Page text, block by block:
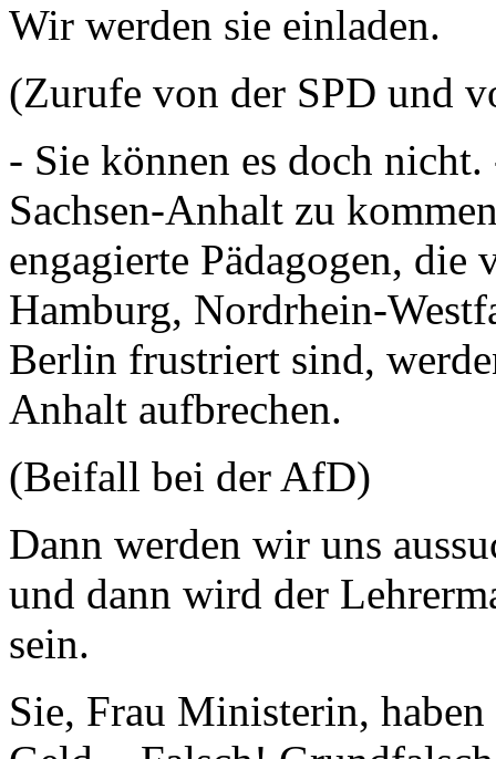
Wir werden sie einladen.
(Zurufe von der SPD und
- Sie können es doch
Sachsen-Anhalt zu
engagierte Pädagogen, die
Hamburg, Nordrhein-
Berlin frustriert sind,
Anhalt aufbrechen.
(Beifall bei der AfD)
Dann werden wir uns
und dann wird der
sein.
Sie, Frau Ministerin,